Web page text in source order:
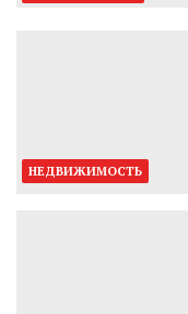
НЕДВИЖИМОСТЬ